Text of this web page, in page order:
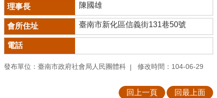
陳國雄
臺南市新化區信義街131巷50號
發布單位：臺南市政府社會局人民團體科 修改時間：104-06-29
回上一頁 回最上面